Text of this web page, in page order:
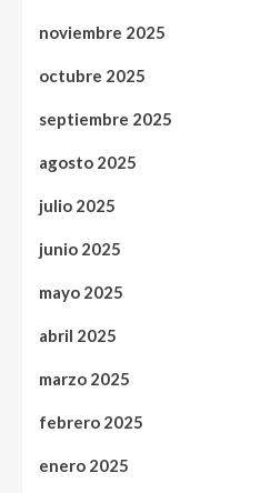
noviembre 2025
octubre 2025
septiembre 2025
agosto 2025
julio 2025
junio 2025
mayo 2025
abril 2025
marzo 2025
febrero 2025
enero 2025